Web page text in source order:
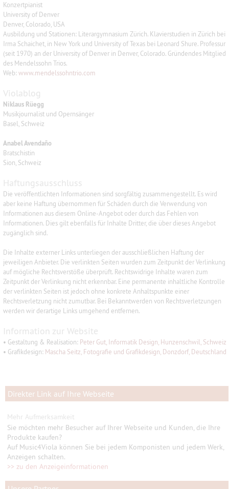
Konzertpianist
University of Denver
Denver, Colorado, USA
Ausbildung und Stationen: Literargymnasium Zürich. Klavierstudien in Zürich bei
Irma Schaichet, in New York und University of Texas bei Leonard Shure. Professur
(seit 1970) an der University of Denver in Denver, Colorado. Gründendes Mitglied
des Mendelssohn Trios.
Web:www.mendelssohntrio.com
Violablog
Niklaus Rüegg
Musikjournalist und Opernsänger
Basel, Schweiz
Anabel Avendaño
Bratschistin
Sion, Schweiz
Haftungsausschluss
Die veröffentlichten Informationen sind sorgfältig zusammengestellt. Es wird
aber keine Haftung übernommen für Schäden durch die Verwendung von
Informationen aus diesem Online-Angebot oder durch das Fehlen von
Informationen. Dies gilt ebenfalls für Inhalte Dritter, die über dieses Angebot
zugänglich sind.
Die Inhalte externer Links unterliegen der ausschließlichen Haftung der
jeweiligen Anbieter. Die verlinkten Seiten wurden zum Zeitpunkt der Verlinkung
auf mögliche Rechtsverstöße überprüft. Rechtswidrige Inhalte waren zum
Zeitpunkt der Verlinkung nicht erkennbar. Eine permanente inhaltliche Kontrolle
der verlinkten Seiten ist jedoch ohne konkrete Anhaltspunkte einer
Rechtsverletzung nicht zumutbar. Bei Bekanntwerden von Rechtsverletzungen
werden wir derartige Links umgehend entfernen.
Information zur Website
• Gestaltung & Realisation: Peter Gut, Informatik Design, Hunzenschwil, Schweiz
• Grafikdesign: Mascha Seitz, Fotografie und Grafikdesign, Donzdorf, Deutschland
Direkter Link auf Ihre Webseite
Mehr Aufmerksamkeit
Sie möchten mehr Besucher auf Ihrer Webseite und Kunden, die Ihre
Produkte kaufen?
Auf Music4Viola können Sie bei jedem Komponisten und jedem Werk,
Anzeigen schalten.
>> zu den Anzeigeinformationen